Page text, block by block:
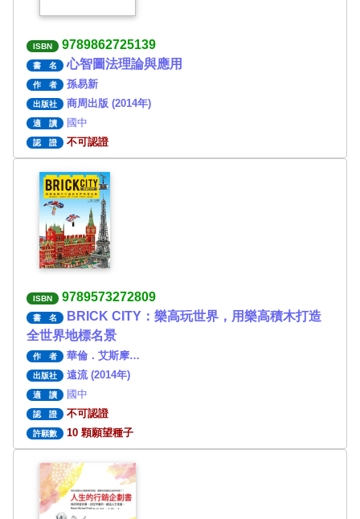
ISBN 9789862725139
書 名 心智圖法理論與應用
作 者 孫易新
出版社 商周出版 (2014年)
適 讀 國中
認 證 不可認證
ISBN 9789573272809
書 名
BRICK CITY：樂高玩世界，用樂高積木打造
全世界地標名景
作 者 華倫．艾斯摩…
出版社 遠流 (2014年)
適 讀 國中
認 證 不可認證
許願數 10 顆願望種子